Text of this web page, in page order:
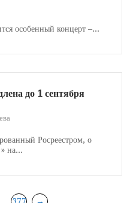
особенный концерт –...
до 1 сентября
Росреестром, о
на...
→